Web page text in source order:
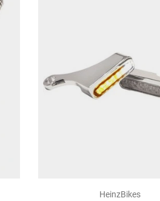
HeinzBikes